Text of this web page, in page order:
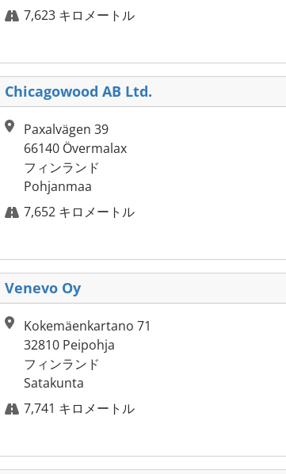
7,623 キロメートル
Chicagowood AB Ltd.
Paxalvägen 39
66140 Övermalax
フィンランド
Pohjanmaa
7,652 キロメートル
Venevo Oy
Kokemäenkartano 71
32810 Peipohja
フィンランド
Satakunta
7,741 キロメートル